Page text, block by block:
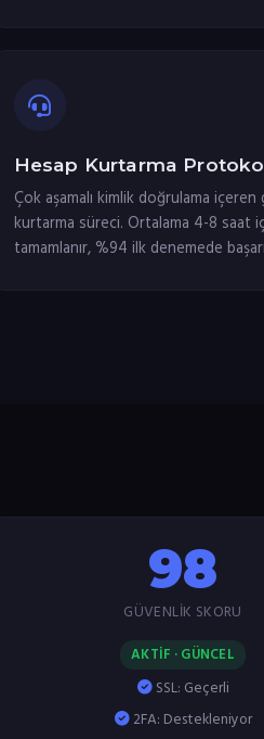
Hesap Kurtarma
Çok aşamalı kimlik doğrulama içeren
kurtarma süreci. Ortalama 4-8 saat
tamamlanır, %94 ilk denemede
98
GÜVENLIK SKORU
AKTİF · GÜNCEL
SSL: Geçerli
2FA: Destekleniyor